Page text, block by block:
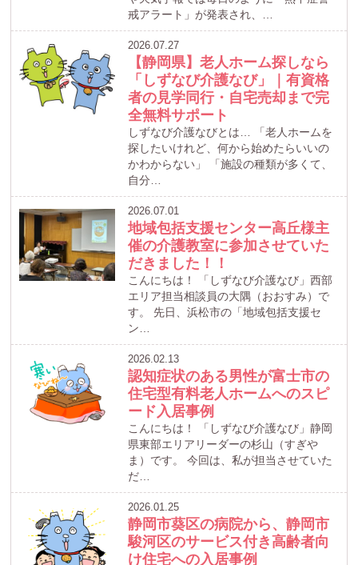
戒アラート」が発表され、…
2026.07.27
【静岡県】老人ホーム探しなら
「しずなび介護なび」｜有資格
者の見学同行・自宅売却まで完
全無料サポート
しずなび介護なびとは… 「老人ホームを
探したいけれど、何から始めたらいいの
かわからない」 「施設の種類が多くて、
自分…
2026.07.01
地域包括支援センター高丘様主
催の介護教室に参加させていた
だきました！！
こんにちは！ 「しずなび介護なび」西部
エリア担当相談員の大隅（おおすみ）で
す。 先日、浜松市の「地域包括支援セ
ン…
2026.02.13
認知症状のある男性が富士市の
住宅型有料老人ホームへのスピ
ード入居事例
こんにちは！ 「しずなび介護なび」静岡
県東部エリアリーダーの杉山（すぎや
ま）です。 今回は、私が担当させていた
だ…
2026.01.25
静岡市葵区の病院から、静岡市
駿河区のサービス付き高齢者向
け住宅への入居事例